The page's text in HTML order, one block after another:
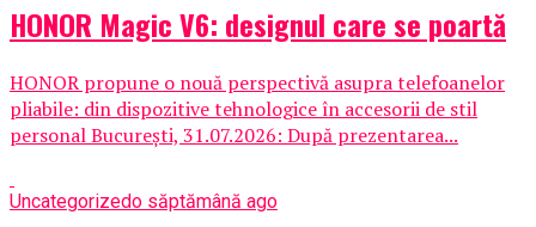
HONOR Magic V6: designul care se poartă
HONOR propune o nouă perspectivă asupra telefoanelor
pliabile: din dispozitive tehnologice în accesorii de stil
personal București, 31.07.2026: După prezentarea...
Uncategorizedo săptămână ago